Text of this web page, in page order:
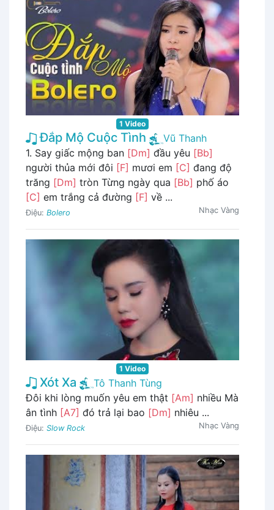
1 Video
Đắp Mộ Cuộc Tình
Vũ Thanh
1. Say giấc mộng ban [Dm] đầu yêu [Bb]
người thủa mới đôi [F] mươi em [C] đang độ
trăng [Dm] tròn Từng ngày qua [Bb] phố áo
[C] em trắng cả đường [F] về ...
Điệu: Bolero Nhạc Vàng
1 Video
Xót Xa
Tô Thanh Tùng
Đôi khi lòng muốn yêu em thật [Am] nhiều Mà
ân tình [A7] đó trả lại bao [Dm] nhiêu ...
Điệu: Slow Rock Nhạc Vàng